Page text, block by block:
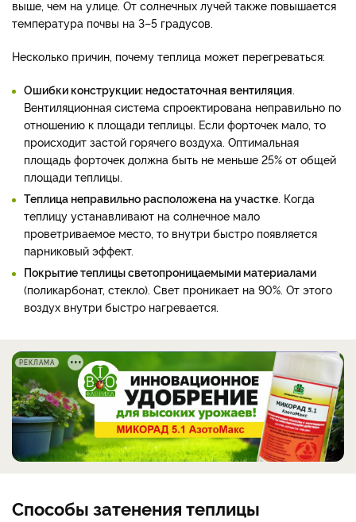
выше, чем на улице. От солнечных лучей также повышается
температура почвы на 3–5 градусов.
Несколько причин, почему теплица может перегреваться:
Ошибки конструкции: недостаточная вентиляция.
Вентиляционная система спроектирована неправильно по
отношению к площади теплицы. Если форточек мало, то
происходит застой горячего воздуха. Оптимальная
площадь форточек должна быть не меньше 25% от общей
площади теплицы.
Теплица неправильно расположена на участке. Когда
теплицу устанавливают на солнечное мало
проветриваемое место, то внутри быстро появляется
парниковый эффект.
Покрытие теплицы светопроницаемыми материалами
(поликарбонат, стекло). Свет проникает на 90%. От этого
воздух внутри быстро нагревается.
РЕКЛАМА
Способы затенения теплицы